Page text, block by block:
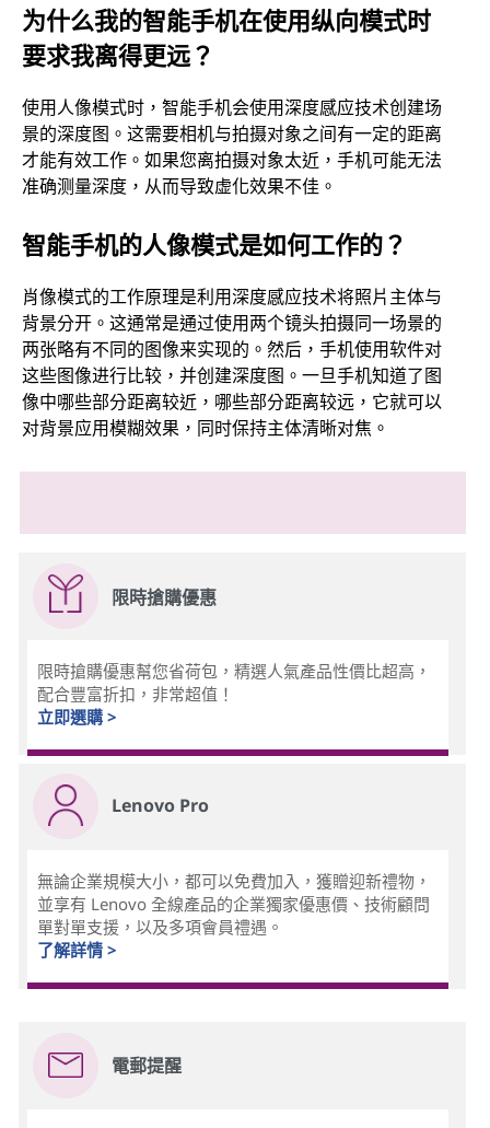
为什么我的智能手机在使用纵向模式时
要求我离得更远？
使用人像模式时，智能手机会使用深度感应技术创建场
景的深度图。这需要相机与拍摄对象之间有一定的距离
才能有效工作。如果您离拍摄对象太近，手机可能无法
准确测量深度，从而导致虚化效果不佳。
智能手机的人像模式是如何工作的？
肖像模式的工作原理是利用深度感应技术将照片主体与
背景分开。这通常是通过使用两个镜头拍摄同一场景的
两张略有不同的图像来实现的。然后，手机使用软件对
这些图像进行比较，并创建深度图。一旦手机知道了图
像中哪些部分距离较近，哪些部分距离较远，它就可以
对背景应用模糊效果，同时保持主体清晰对焦。
限時搶購優惠
限時搶購優惠幫您省荷包，精選人氣產品性價比超高，
配合豐富折扣，非常超值！
立即選購 >
Lenovo Pro
無論企業規模大小，都可以免費加入，獲贈迎新禮物，
並享有 Lenovo 全線產品的企業獨家優惠價、技術顧問
單對單支援，以及多項會員禮遇。
了解詳情 >
電郵提醒